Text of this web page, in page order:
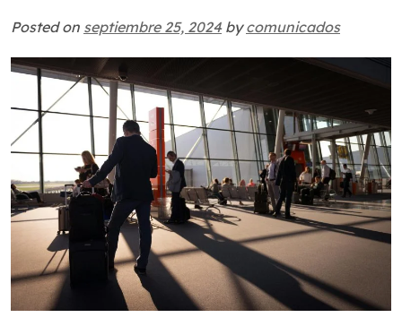
Posted on septiembre 25, 2024bycomunicados